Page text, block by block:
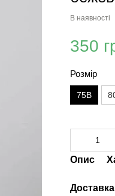
В наявності
350
Розмір
75B
Опис
Доставка